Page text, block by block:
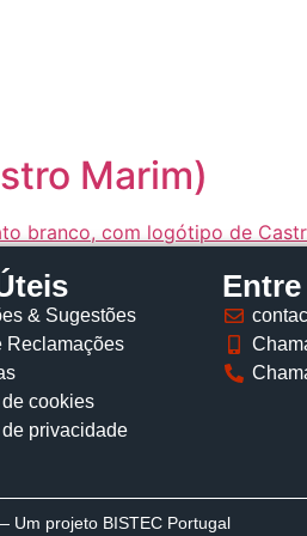
Marim)
& Sugestões
Reclamações
cookies
privacidade
projeto BISTEC Portugal